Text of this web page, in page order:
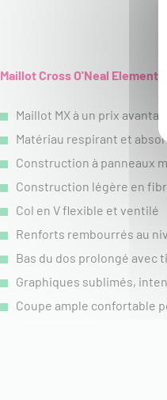
Maillot Cross O'Neal Element
Maillot MX à un prix
Matériau respirant et
Construction à panneaux
Construction légère en
Col en V flexible et ventilé
Renforts rembourrés au
Bas du dos prolongé avec
Graphiques sublimés,
Coupe ample confortable